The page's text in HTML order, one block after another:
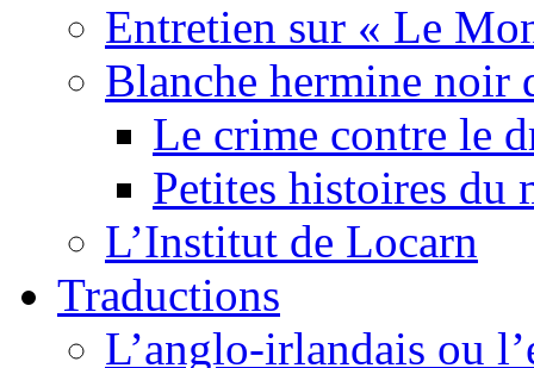
Entretien sur « Le
Blanche hermine noir
Le crime contre le
Petites histoires du
L’Institut de Locarn
Traductions
L’anglo-irlandais ou